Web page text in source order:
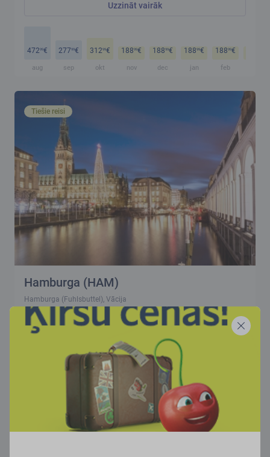
Uzzināt vairāk
47299€
aug
27799€
sep
31299€
okt
18899€
nov
18899€
dec
18899€
jan
18899€
feb
Tiešie reisi
Hamburga (HAM)
Hamburga (Fuhlsbuttel), Vācija
Uzzināt vairāk
94 94 €
okt
€
nov
9499 €
dec jan